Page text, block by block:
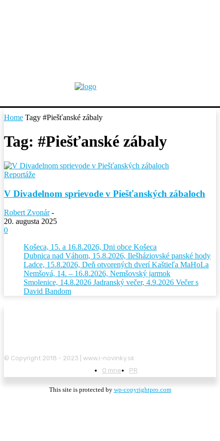
Home Tagy #Piešťanské zábaly
Tag: #Piešťanské zábaly
Reportáže
V Divadelnom sprievode v Piešťanských zábaloch
Robert Zvonár -
20. augusta 2025
0
Košeca, 15. a 16.8.2026, Dni obce Košeca
Dubnica nad Váhom, 15.8.2026, Ilešháziovské panské hody
Ladce, 15.8.2026, Deň otvorených dverí Kaštieľa MaHoLa
Nemšová, 14. – 16.8.2026, Nemšovský jarmok
Smolenice, 14.8.2026 Jadranský večer, 4.9.2026 Večer s
David Bandom
© Copyright 2018 - 2023 | www.i-novinky.sk
O mne
PR
This site is protected by wp-copyrightpro.com